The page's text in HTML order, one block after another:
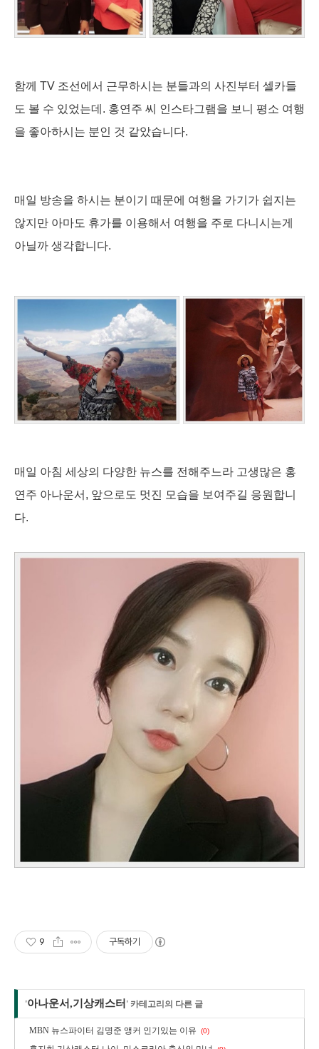
함께 TV 조선에서 근무하시는 분들과의 사진부터 셀카들
도 볼 수 있었는데. 홍연주 씨 인스타그램을 보니 평소 여행
을 좋아하시는 분인 것 같았습니다.
매일 방송을 하시는 분이기 때문에 여행을 가기가 쉽지는
않지만 아마도 휴가를 이용해서 여행을 주로 다니시는게
아닐까 생각합니다.
매일 아침 세상의 다양한 뉴스를 전해주느라 고생많은 홍
연주 아나운서, 앞으로도 멋진 모습을 보여주길 응원합니
다.
9 구독하기
'아나운서,기상캐스터 ' 카테고리의 다른 글
MBN 뉴스파이터 김명준 앵커 인기있는 이유 (0)